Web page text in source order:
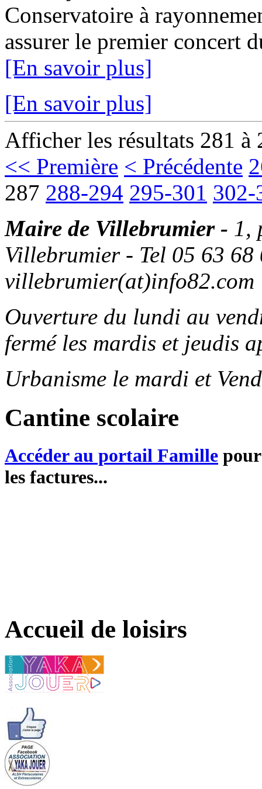
Conservatoire à
assurer le premier concert
[En savoir plus]
[En savoir plus]
Afficher les résultats 281 à
<< Première < Précédente
287 288-294 295-301 302-
Maire de Villebrumier - 1,
Villebrumier - Tel 05 63
villebrumier(at)info82.com
Ouverture du lundi au
fermé les mardis et jeudis
Urbanisme le mardi et
Cantine scolaire
Accéder au portail Famille
les factures...
Accueil de loisirs